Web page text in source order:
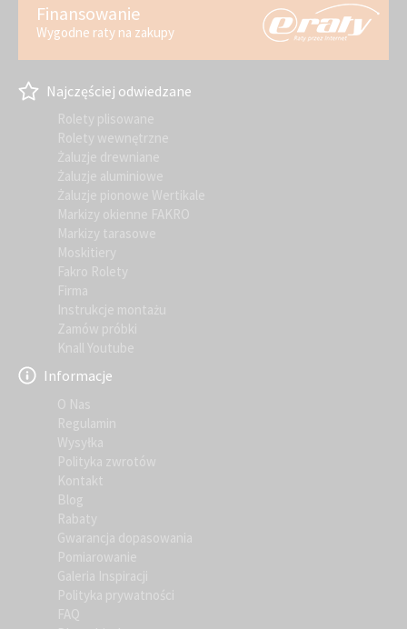
Finansowanie
Wygodne raty na zakupy
Najczęściej odwiedzane
Rolety plisowane
Rolety wewnętrzne
Żaluzje drewniane
Żaluzje aluminiowe
Żaluzje pionowe Wertikale
Markizy okienne FAKRO
Markizy tarasowe
Moskitiery
Fakro Rolety
Firma
Instrukcje montażu
Zamów próbki
Knall Youtube
Informacje
O Nas
Regulamin
Wysyłka
Polityka zwrotów
Kontakt
Blog
Rabaty
Gwarancja dopasowania
Pomiarowanie
Galeria Inspiracji
Polityka prywatności
FAQ